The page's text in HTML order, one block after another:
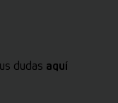
dudas aquí